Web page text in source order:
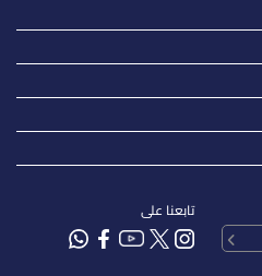
تابعنا على